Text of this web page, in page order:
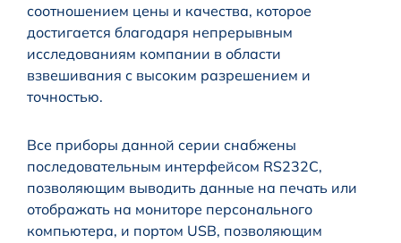
соотношением цены и качества, которое
достигается благодаря непрерывным
исследованиям компании в области
взвешивания с высоким разрешением и
точностью.
Все приборы данной серии снабжены
последовательным интерфейсом RS232C,
позволяющим выводить данные на печать или
отображать на мониторе персонального
компьютера, и портом USB, позволяющим